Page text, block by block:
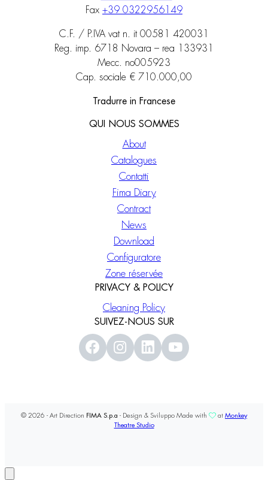
Fax +39 0322956149
C.F. / P.IVA vat n. it 00581 420031
Reg. imp. 6718 Novara – rea 133931
Mecc. no005923
Cap. sociale € 710.000,00
Tradurre in Francese
QUI NOUS SOMMES
About
Catalogues
Contatti
Fima Diary
Contract
News
Download
Configuratore
Zone réservée
PRIVACY & POLICY
Cleaning Policy
SUIVEZ-NOUS SUR
© 2026 - Art Direction FIMA S.p.a - Design & Sviluppo Made with at Monkey
Theatre Studio